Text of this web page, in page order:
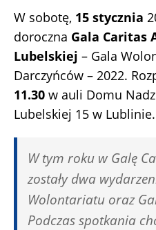
W sobotę, 15 stycznia
doroczna Gala Caritas
Lubelskiej – Gala
Darczyńców – 2022.
11.30 w auli Domu
Lubelskiej 15 w Lublinie.
W tym roku w Galę
zostały dwa
Wolontariatu oraz
Podczas spotkania